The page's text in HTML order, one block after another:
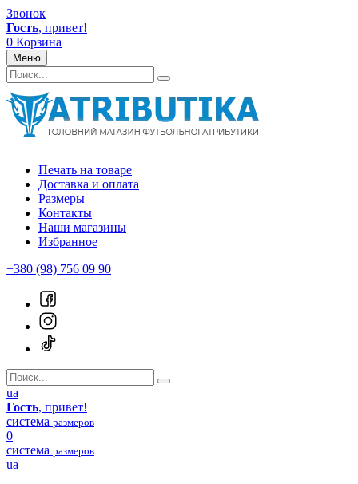
Звонок
Гость, привет!
0 Корзина
Меню
Печать на товаре
Доставка и оплата
Размеры
Контакты
Наши магазины
Избранное
+380 (98) 756 09 90
ua
Гость, привет!
система размеров
0
система размеров
ua